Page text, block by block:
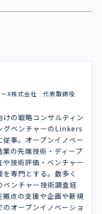
ーX株式会社 代表取締役
の戦略コンサルティン
グベンチャーのLinkers
事。オープンイノベー
の先端技術・ディープ
技術評価・ベンチャー
専門とする。数多く
ベンチャー技術調査経
点の支援や企画や新規
オープンイノベーショ